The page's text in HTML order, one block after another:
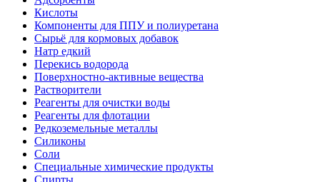
Кислоты
Компоненты для ППУ и полиуретана
Сырьё для кормовых добавок
Натр едкий
Перекись водорода
Поверхностно-активные вещества
Растворители
Реагенты для очистки воды
Реагенты для флотации
Редкоземельные металлы
Силиконы
Соли
Специальные химические продукты
Спирты